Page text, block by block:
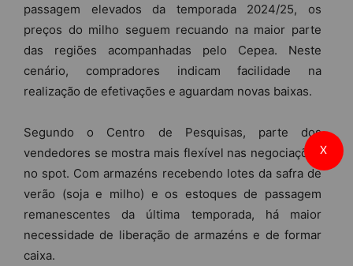
passagem elevados da temporada 2024/25, os
preços do milho seguem recuando na maior parte
das regiões acompanhadas pelo Cepea. Neste
cenário, compradores indicam facilidade na
realização de efetivações e aguardam novas baixas.
Segundo o Centro de Pesquisas, parte dos
vendedores se mostra mais flexível nas negociações
no spot. Com armazéns recebendo lotes da safra de
verão (soja e milho) e os estoques de passagem
remanescentes da última temporada, há maior
necessidade de liberação de armazéns e de formar
caixa.
X